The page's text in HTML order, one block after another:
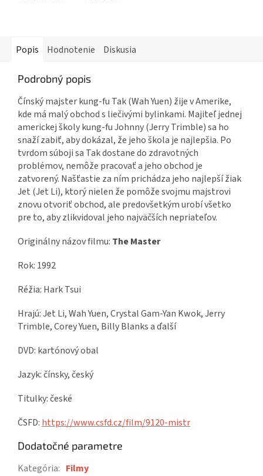
Popis Hodnotenie Diskusia
Podrobný popis
Čínský majster kung-fu Tak (Wah Yuen) žije v Amerike,
kde má malý obchod s liečivými bylinkami. Majiteľ jednej
americkej školy kung-fu Johnny (Jerry Trimble) sa ho
snaží zabiť, aby dokázal, že jeho škola je najlepšia. Po
tvrdom súboji sa Tak dostane do zdravotných
problémov, nemôže pracovať a jeho obchod je
zatvorený. Našťastie za ním prichádza jeho najlepší žiak
Jet (Jet Li), ktorý nielen že pomôže svojmu majstrovi
znovu otvoriť obchod, ale predovšetkým urobí všetko
pre to, aby zlikvidoval jeho najväčších nepriateľov.
Originálny názov filmu: The Master
Rok: 1992
Réžia: Hark Tsui
Hrajú: Jet Li, Wah Yuen, Crystal Gam-Yan Kwok, Jerry
Trimble, Corey Yuen, Billy Blanks a ďalší
DVD: kartónový obal
Jazyk: čínsky, český
Titulky: české
ČSFD: https://www.csfd.cz/film/9120-mistr
Dodatočné parametre
Kategória: Filmy